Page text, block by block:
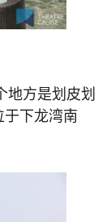
地方是划皮划
于下龙湾南